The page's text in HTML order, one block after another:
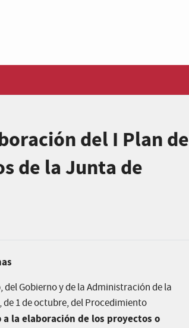
del I Plan de
de la Junta de
del Gobierno y de la Administración de la
de 1 de octubre, del Procedimiento
la elaboración de los proyectos o